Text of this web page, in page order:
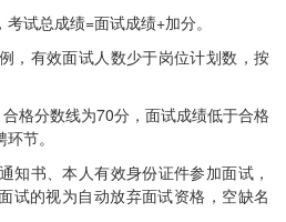
试总成绩=面试成绩+加分。
，有效面试人数少于岗位计划数，按
格分数线为70分，面试成绩低于合格
节。
书、本人有效身份证件参加面试，
试的视为自动放弃面试资格，空缺名